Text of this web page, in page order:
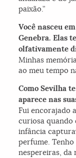
paixão.”
Você nasceu
Genebra. Elas
olfativamente
Minhas
ao meu tempo
Como Sevilha
aparece nas
Fui encorajado
curiosa quando
infância
perfume.
nespereiras, da